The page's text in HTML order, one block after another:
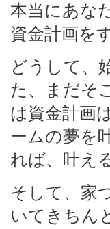
本当にあな
資金計画を
どうして、
た、まだそ
は資金計画
ームの夢を
れば、叶え
そして、家
いてきちん